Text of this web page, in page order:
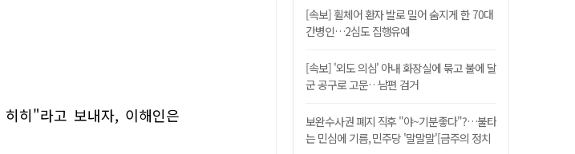
히"라고 보내자, 이해인은
[속보] 휠체어 환자 발로 밀어 숨지게 한 70대
간병인…2심도 집행유예
[속보] '외도 의심' 아내 화장실에 묶고 불에 달
군 공구로 고문…남편 검거
보완수사권 폐지 직후 "야~기분좋다"?…불타
는 민심에 기름, 민주당 '말말말'[금주의 정치